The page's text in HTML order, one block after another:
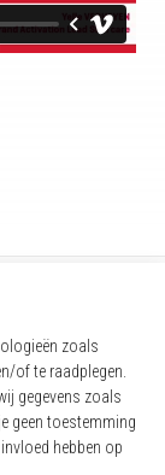
zoals
of te raadplegen.
gegevens zoals
geen toestemming
hebben op